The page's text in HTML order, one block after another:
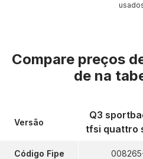
Compare preços
de na
Versão
Código Fipe
Q3
tfsi quattro